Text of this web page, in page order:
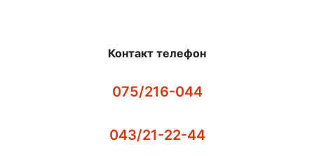
Контакт телефон
075/216-044
043/21-22-44